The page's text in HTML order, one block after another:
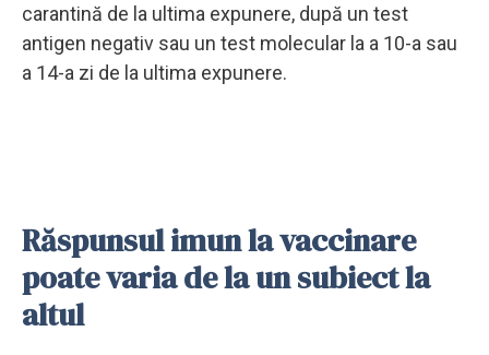
carantină de la ultima expunere, după un test
antigen negativ sau un test molecular la a 10-a sau
a 14-a zi de la ultima expunere.
Răspunsul imun la vaccinare
poate varia de la un subiect la
altul